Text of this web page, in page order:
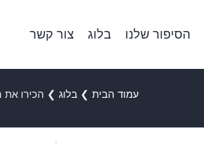
הסיפור שלנו בלוג צור קשר
עמוד הבית ❯ בלוג ❯ הכירו את